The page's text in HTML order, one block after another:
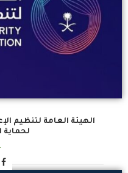
الهيئة العامة لتنظيم
لحماية